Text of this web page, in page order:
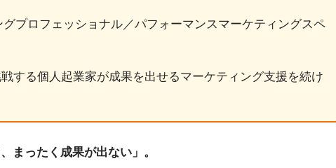
プロフェッショナル／パフォーマンスマーケティングスペ
戦する個人起業家が成果を出せるマーケティング支援を続け
まったく成果が出ない」。